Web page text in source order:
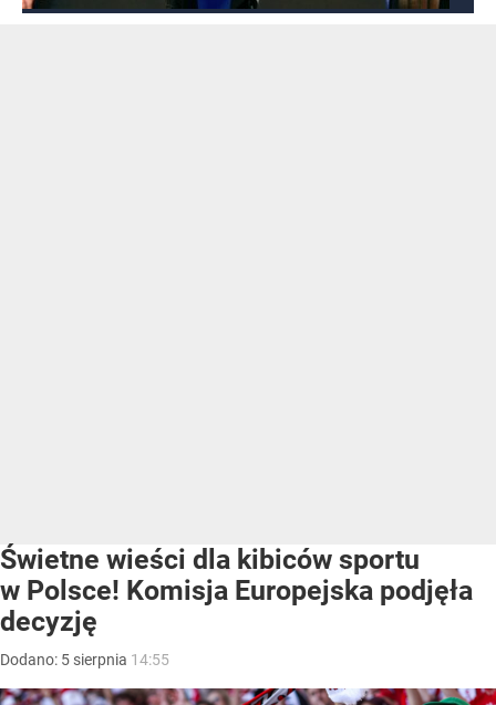
Świetne wieści dla kibiców sportu
w Polsce! Komisja Europejska podjęła
decyzję
Dodano: 5 sierpnia 14:55